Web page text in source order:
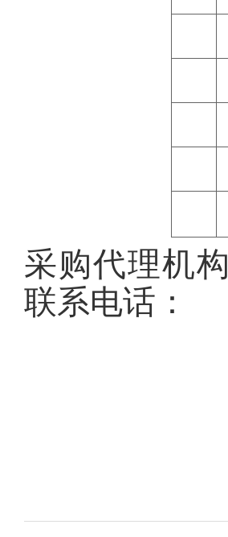
采购代理机构
联系电话：